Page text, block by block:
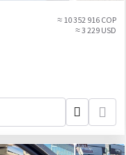
≈ 10 352 916 COP
≈ 3 229 USD